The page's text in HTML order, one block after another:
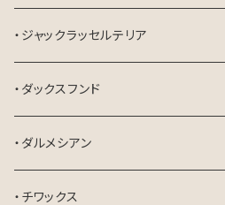
・ジャックラッセルテリア
・ダックスフンド
・ダルメシアン
・チワックス